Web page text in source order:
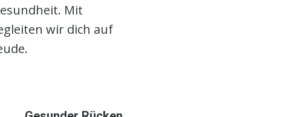
Mit
wir dich auf